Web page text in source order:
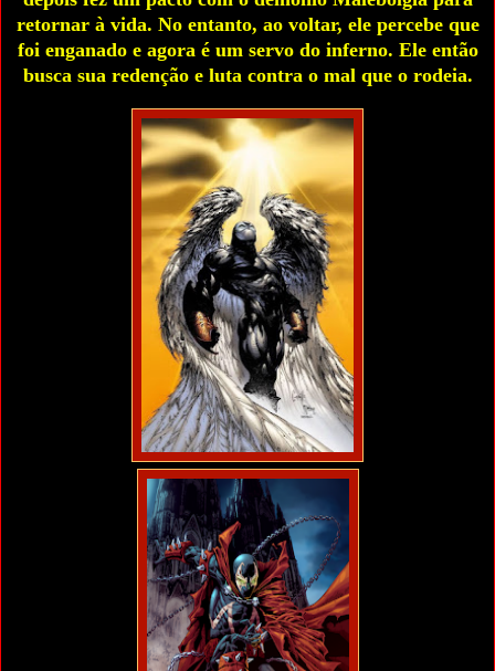
retornar à vida. No entanto, ao voltar, ele percebe que
foi enganado e agora é um servo do inferno. Ele então
busca sua redenção e luta contra o mal que o rodeia.